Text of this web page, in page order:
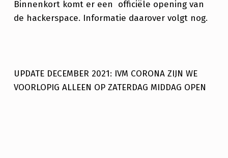
P
Binnenkort komt er een officiële opening van
de hackerspace. Informatie daarover volgt nog.
UPDATE DECEMBER 2021: IVM CORONA ZIJN WE
VOORLOPIG ALLEEN OP ZATERDAG MIDDAG OPEN